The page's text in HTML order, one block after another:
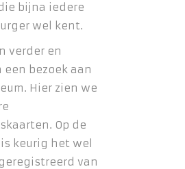
bijna iedere
wel kent.
verder en
een bezoek aan
Hier zien we
Op de
keurig het wel
van